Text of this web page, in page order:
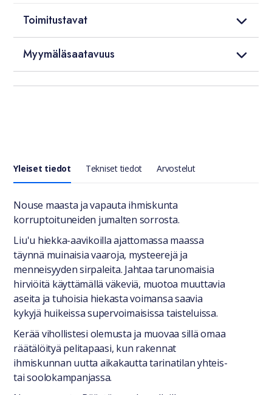
Toimitustavat
Myymäläsaatavuus
Yleiset tiedot Tekniset tiedot Arvostelut
Yleiset tiedot
Nouse maasta ja vapauta ihmiskunta
korruptoituneiden jumalten sorrosta.
Liu'u hiekka-aavikoilla ajattomassa maassa
täynnä muinaisia vaaroja, mysteerejä ja
menneisyyden sirpaleita. Jahtaa tarunomaisia
hirviöitä käyttämällä väkeviä, muotoa muuttavia
aseita ja tuhoisia hiekasta voimansa saavia
kykyjä huikeissa supervoimaisissa taisteluissa.
Kerää vihollistesi olemusta ja muovaa sillä omaa
räätälöityä pelitapaasi, kun rakennat
ihmiskunnan uutta aikakautta tarinatilan yhteis-
tai soolokampanjassa.